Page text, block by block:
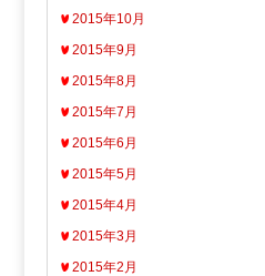
2015年10月
2015年9月
2015年8月
2015年7月
2015年6月
2015年5月
2015年4月
2015年3月
2015年2月